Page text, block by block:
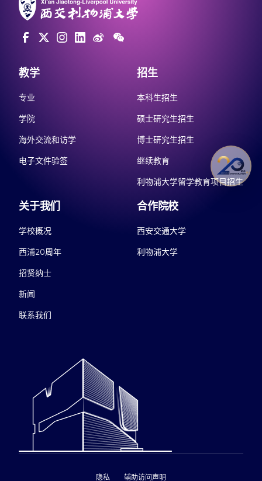
教学
专业
学院
海外交流和访学
电子文件验签
招生
本科生招生
硕士研究生招生
博士研究生招生
继续教育
利物浦大学留学教育项目招生
关于我们
学校概况
西浦20周年
招贤纳士
新闻
联系我们
合作院校
西安交通大学
利物浦大学
隐私 辅助访问声明